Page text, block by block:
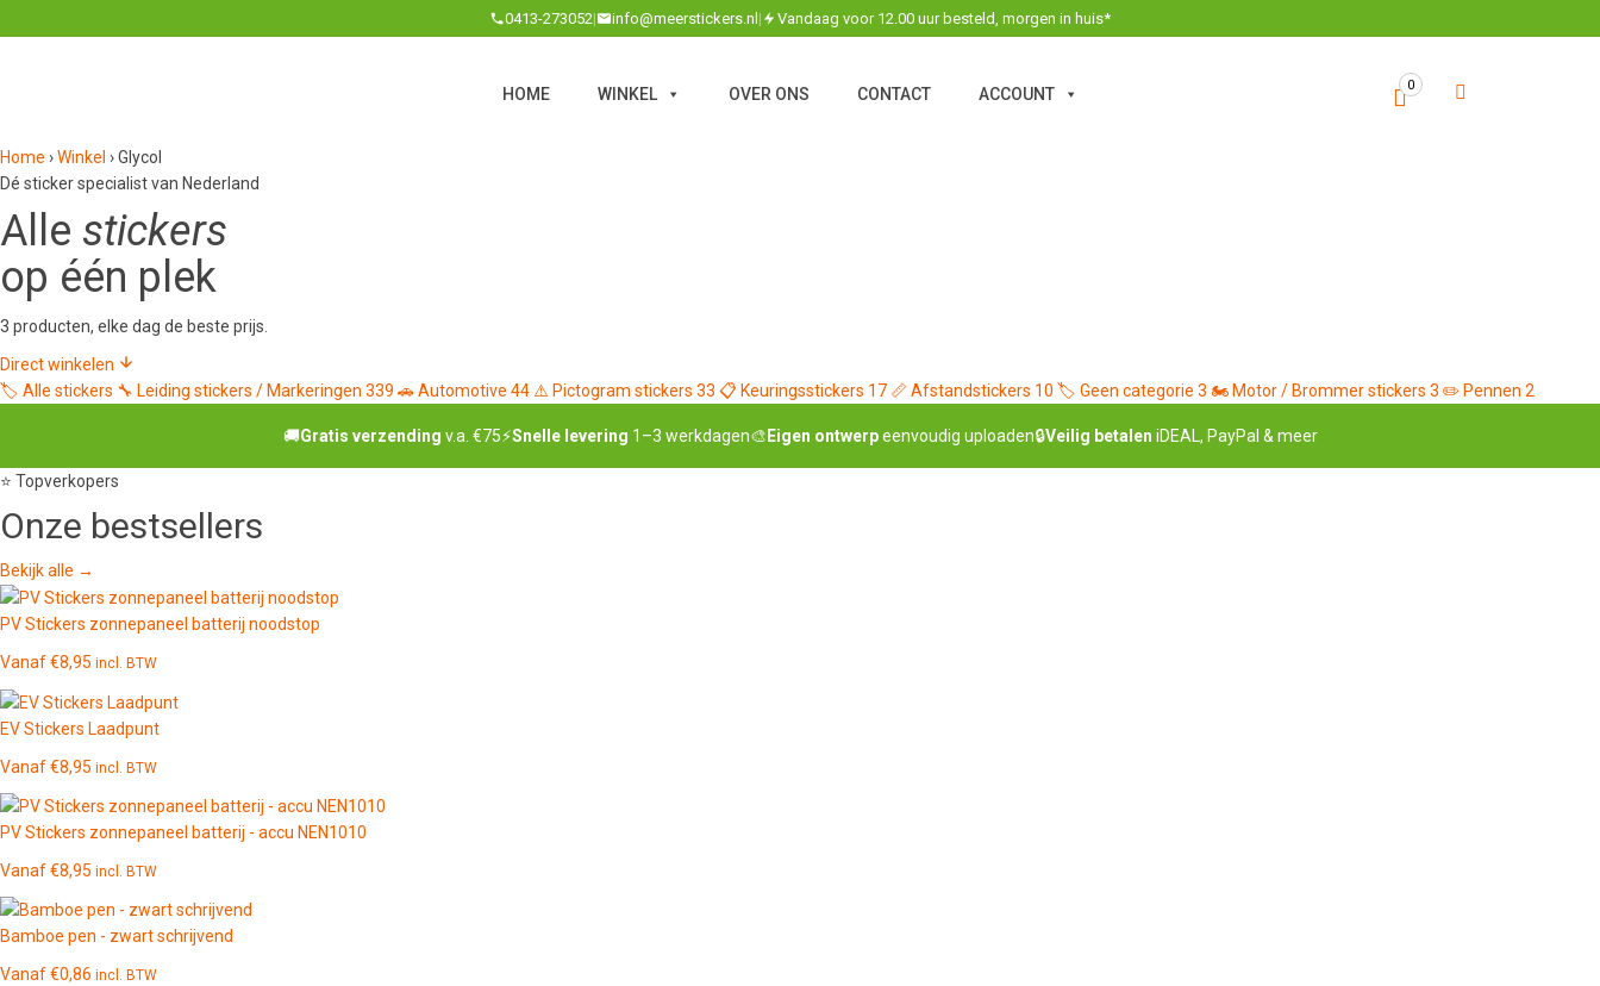
0413-273052| info@meerstickers.nl | Vandaag voor 12.00 uur besteld, morgen in huis*
HOME WINKEL OVER ONS CONTACT ACCOUNT 0
Home ›Winkel ›Glycol
Dé sticker specialist van Nederland
Alle stickers
op één plek
3 producten, elke dag de beste prijs.
Direct winkelen
🏷️ Alle stickers 🔧 Leiding stickers / Markeringen 339 🚗Automotive 44 ⚠️ Pictogram stickers 33 📋 Keuringsstickers 17 📏 Afstandstickers 10 🏷️ Geen categorie 3 🏍️ Motor / Brommer stickers 3 ✏️ Pennen 2
🚚Gratis verzending v.a. €75⚡Snelle levering 1–3 werkdagen🎨 Eigen ontwerpeenvoudig uploaden🔒Veilig betalen iDEAL, PayPal & meer
⭐ Topverkopers
Onze bestsellers
Bekijk alle →
PV Stickers zonnepaneel batterij noodstop
Vanaf€8,95 incl. BTW
EV Stickers Laadpunt
Vanaf€8,95 incl. BTW
PV Stickers zonnepaneel batterij - accu NEN1010
Vanaf€8,95 incl. BTW
Bamboe pen - zwart schrijvend
Vanaf€0,86 incl. BTW